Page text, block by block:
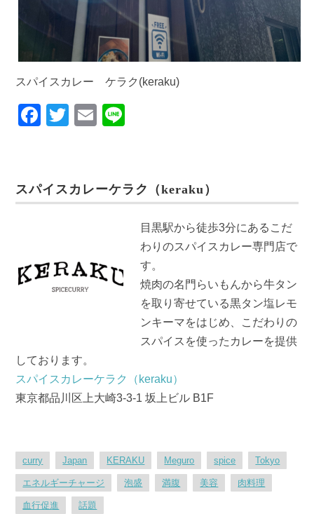
スパイスカレー ケラク(keraku)
F
e
b
k
T
er
E
スパイスカレーケラク（keraku）
目黒駅から徒歩3分にあるこだ
わりのスパイスカレー専門店で
す。
焼肉の名門らいもんから牛タン
を取り寄せている黒タン塩レモ
ンキーマをはじめ、こだわりの
スパイスを使ったカレーを提供
しております。
スパイスカレーケラク（keraku）
東京都品川区上大崎3-3-1 坂上ビル B1F
curry Japan KERAKU Meguro spice Tokyo
エネルギーチャージ 泡盛 満腹 美容 肉料理
血行促進 話題